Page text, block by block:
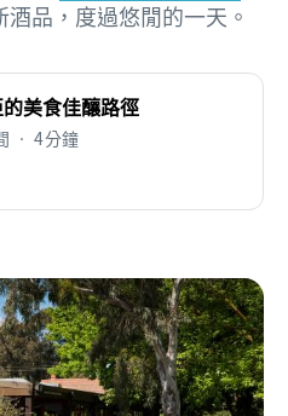
品，度過悠閒的一天。
美食佳釀路徑
• 4分鐘